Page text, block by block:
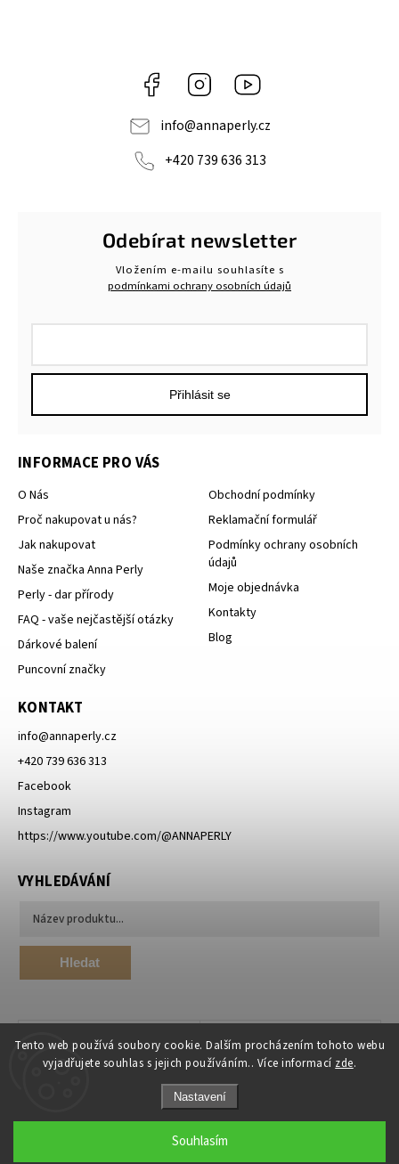
Tento web používá soubory cookie. Dalším procházením tohoto webu
vyjadřujete souhlas s jejich používáním.. Více informací zde.
Nastavení
Souhlasím
Facebook Instagram
info@annaperly.cz
+420 739 636 313
INFORMACE PRO VÁS
O Nás
Proč nakupovat u nás?
Jak nakupovat
Naše značka Anna Perly
Perly - dar přírody
FAQ - vaše nejčastější otázky
Dárkové balení
Puncovní značky
Obchodní podmínky
Reklamační formulář
Podmínky ochrany osobních
údajů
Moje objednávka
Kontakty
Blog
KONTAKT
info@annaperly.cz
+420 739 636 313
Facebook
Instagram
https://www.youtube.com/@ANNAPERLY
Odebírat newsletter
Vložením e-mailu souhlasíte s
podmínkami ochrany osobních údajů
Přihlásit se
VYHLEDÁVÁNÍ
Hledat